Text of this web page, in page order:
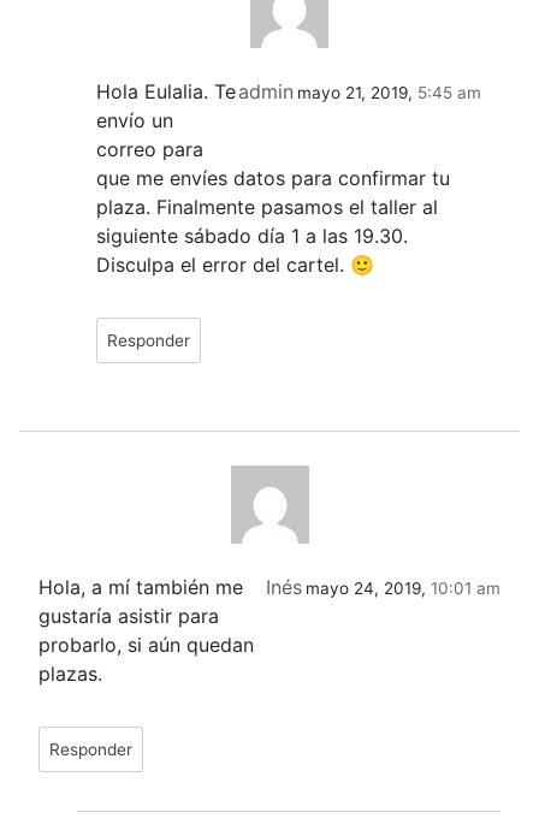
admin mayo 21, 2019, 5:45 am
Hola Eulalia. Te
envío un
correo para
que me envíes datos para confirmar tu
plaza. Finalmente pasamos el taller al
siguiente sábado día 1 a las 19.30.
Disculpa el error del cartel. 🙂
Responder
Inés mayo 24, 2019, 10:01 am
Hola, a mí también me
gustaría asistir para
probarlo, si aún quedan
plazas.
Responder